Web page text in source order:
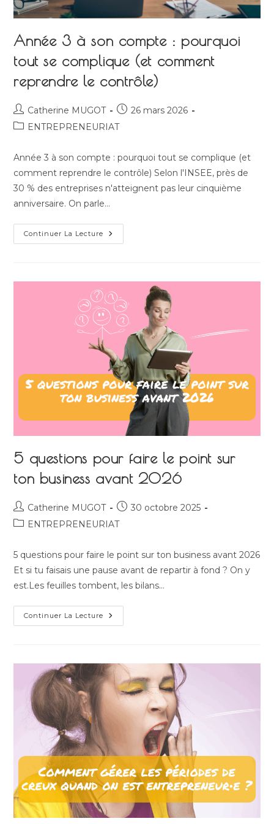
Année 3 à son compte : pourquoi
tout se complique (et comment
reprendre le contrôle)
Auteur/autrice
de
Catherine MUGOT
Publication
publiée :
26 mars 2026
PostENTREPRENEURIAT
Année 3 à son compte : pourquoi tout se complique (et
comment reprendre le contrôle) Selon l'INSEE, près de
30 % des entreprises n'atteignent pas leur cinquième
anniversaire. On parle…
Continuer La Lecture Année
3
Tout
Se
Complique
(et
Comment
Reprendre
Le
Contrôle)
5 questions pour faire le point sur
ton business avant 2026
Auteur/autrice
de
Catherine MUGOT
Publication
publiée :
30 octobre 2025
PostENTREPRENEURIAT
5 questions pour faire le point sur ton business avant 2026
Et si tu faisais une pause avant de repartir à fond ? On y
est.Les feuilles tombent, les bilans…
Continuer La Lecture
Questions
Sur
Ton
Business
Avant
2026